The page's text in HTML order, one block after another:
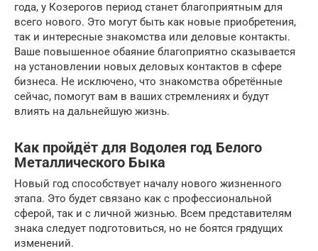
года, у Козерогов период станет благоприятным для
всего нового. Это могут быть как новые приобретения,
так и интересные знакомства или деловые контакты.
Ваше повышенное обаяние благоприятно сказывается
на установлении новых деловых контактов в сфере
бизнеса. Не исключено, что знакомства обретённые
сейчас, помогут вам в ваших стремлениях и будут
влиять на дальнейшую жизнь.
Как пройдёт для Водолея год Белого
Металлического Быка
Новый год способствует началу нового жизненного
этапа. Это будет связано как с профессиональной
сферой, так и с личной жизнью. Всем представителям
знака следует подготовиться, но не боятся грядущих
изменений.